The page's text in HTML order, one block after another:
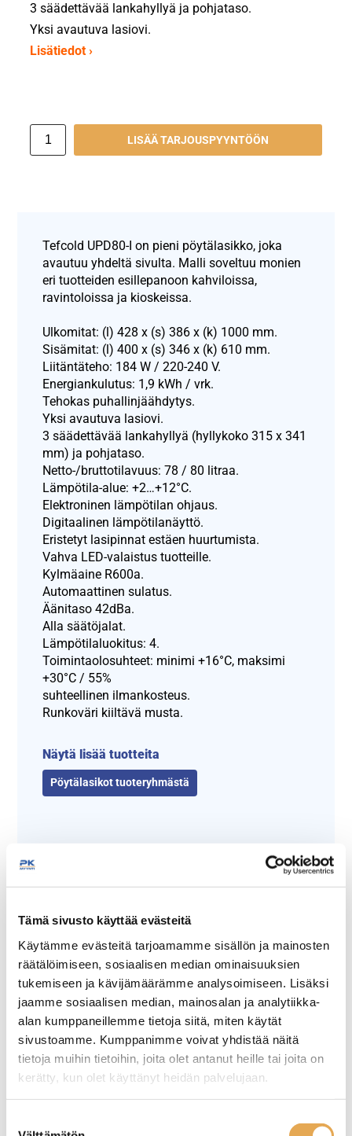
Tämä sivusto käyttää evästeitä
Käytämme evästeitä tarjoamamme sisällön ja mainosten
räätälöimiseen, sosiaalisen median ominaisuuksien
tukemiseen ja kävijämäärämme analysoimiseen. Lisäksi
jaamme sosiaalisen median, mainosalan ja analytiikka-
alan kumppaneillemme tietoja siitä, miten käytät
sivustoamme. Kumppanimme voivat yhdistää näitä
tietoja muihin tietoihin, joita olet antanut heille tai joita on
kerätty, kun olet käyttänyt heidän palvelujaan.
3 säädettävää lankahyllyä ja pohjataso.
Yksi avautuva lasiovi.
Lisätiedot ›
LISÄÄ TARJOUSPYYNTÖÖN
Tefcold UPD80-I on pieni pöytälasikko, joka
avautuu yhdeltä sivulta. Malli soveltuu monien
eri tuotteiden esillepanoon kahviloissa,
ravintoloissa ja kioskeissa.
Ulkomitat: (l) 428 x (s) 386 x (k) 1000 mm.
Sisämitat: (l) 400 x (s) 346 x (k) 610 mm.
Liitäntäteho: 184 W / 220-240 V.
Energiankulutus: 1,9 kWh / vrk.
Tehokas puhallinjäähdytys.
Yksi avautuva lasiovi.
3 säädettävää lankahyllyä (hyllykoko 315 x 341
mm) ja pohjataso.
Netto-/bruttotilavuus: 78 / 80 litraa.
Lämpötila-alue: +2…+12°C.
Elektroninen lämpötilan ohjaus.
Digitaalinen lämpötilanäyttö.
Eristetyt lasipinnat estäen huurtumista.
Vahva LED-valaistus tuotteille.
Kylmäaine R600a.
Automaattinen sulatus.
Äänitaso 42dBa.
Alla säätöjalat.
Lämpötilaluokitus: 4.
Toimintaolosuhteet: minimi +16°C, maksimi
+30°C / 55%
suhteellinen ilmankosteus.
Runkoväri kiiltävä musta.
Näytä lisää tuotteita
Pöytälasikot tuoteryhmästä
Tämäkin laite sopivasti
rahoituksella
TUTUSTU ›